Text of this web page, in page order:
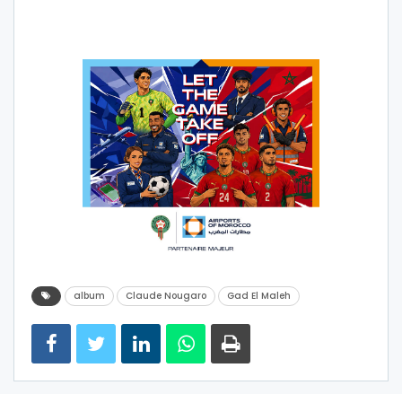
album Claude Nougaro Gad El Maleh